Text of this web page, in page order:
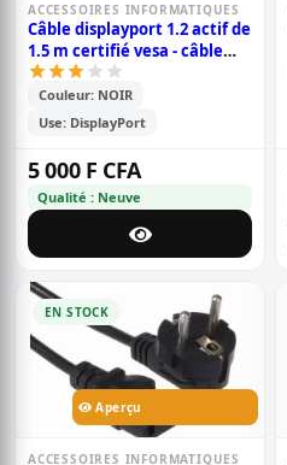
ACCESSOIRES INFORMATIQUES
Câble displayport 1.2 actif de
1.5 m certifié vesa - câble
displayport dp8k avec
hbr3/hdr10/mst/dsc 1.2/hdcp
2.2/8k60hz/4k120hz -
câble/cordon dp 1.2
mâle/mâle (m/m) (dp12a-
1.5m-dp-cable)
Couleur: NOIR
Use: DisplayPort
5 000 F CFA
Qualité : Neuve
EN STOCK
Aperçu
ACCESSOIRES INFORMATIQUES